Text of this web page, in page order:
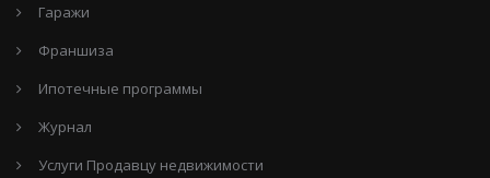
Гаражи
Франшиза
Ипотечные программы
Журнал
Услуги Продавцу недвижимости